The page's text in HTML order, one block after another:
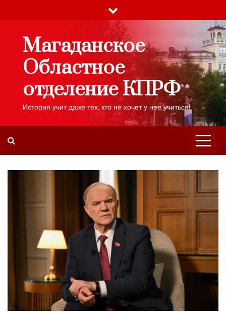
Магаданское
Областное
отделение КПРФ
История учит даже тех, кто не хочет у нее учиться!